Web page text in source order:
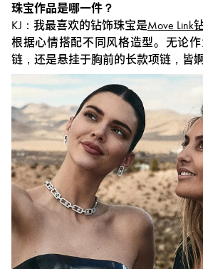
珠宝作品是哪一件？
KJ：我最喜欢的钻饰珠宝是Move Link
根据心情搭配不同风格造型。无论
链，还是悬挂于胸前的长款项链，皆